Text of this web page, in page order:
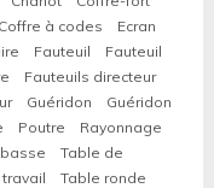
Coffre à codes
Ecran
Fauteuil
Fauteuil
Fauteuils directeur
Guéridon
Guéridon
Poutre
Rayonnage
Table de
Table ronde